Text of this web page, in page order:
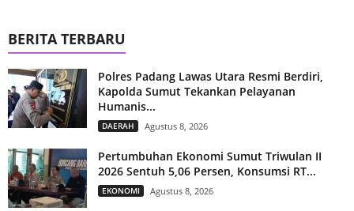
BERITA TERBARU
Polres Padang Lawas Utara Resmi Berdiri,
Kapolda Sumut Tekankan Pelayanan
Humanis...
DAERAH Agustus 8, 2026
Pertumbuhan Ekonomi Sumut Triwulan II
2026 Sentuh 5,06 Persen, Konsumsi RT...
EKONOMI Agustus 8, 2026